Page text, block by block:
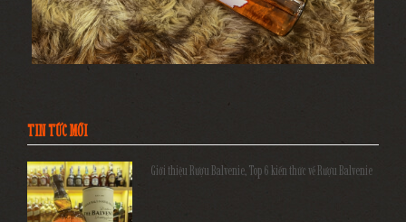
TIN TỨC MỚI
Giới thiệu Rượu Balvenie, Top 6 kiến thức về Rượu Balvenie